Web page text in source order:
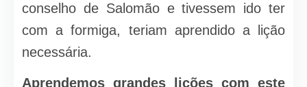
conselho de Salomão e tivessem ido ter
com a formiga, teriam aprendido a lição
necessária.
Aprendemos grandes lições com este